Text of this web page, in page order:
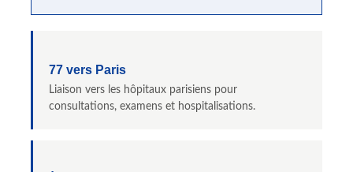
77 vers Paris
Liaison vers les hôpitaux parisiens pour
consultations, examens et hospitalisations.